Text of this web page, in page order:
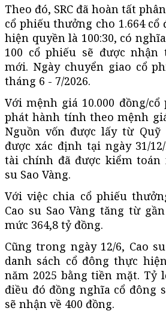
Theo đó, SRC đã hoàn tất
cổ phiếu thưởng cho 1.664
hiện quyền là 100:30, có
100 cổ phiếu sẽ được nhận
mới. Ngày chuyển giao cổ
tháng 6 - 7/2026.
Với mệnh giá 10.000 đồng/
phát hành tính theo mệnh
Nguồn vốn được lấy từ
được xác định tại ngày 31/
tài chính đã được kiểm toán
su Sao Vàng.
Với việc chia cổ phiếu
Cao su Sao Vàng tăng từ
mức 364,8 tỷ đồng.
Cũng trong ngày 12/6, Cao
danh sách cổ đông thực
năm 2025 bằng tiền mặt. Tỷ
điều đó đồng nghĩa cổ đông
sẽ nhận về 400 đồng.